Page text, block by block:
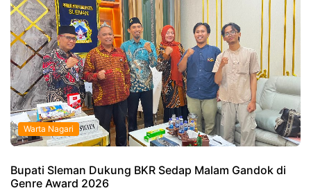
Warta Nagari
Bupati Sleman Dukung BKR Sedap Malam Gandok di
Genre Award 2026